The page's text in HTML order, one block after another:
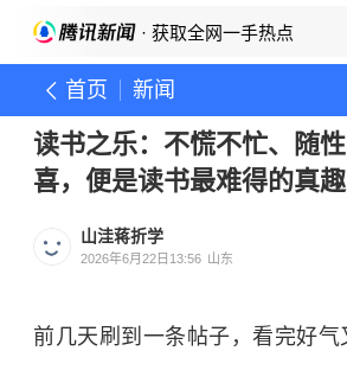
· 获取全网一手热点
首页 新闻
读书之乐：不慌不忙、随
喜，便是读书最难得的真趣
山洼蒋折学
2026年6月22日13:56 山东
前几天刷到一条帖子，看完好气